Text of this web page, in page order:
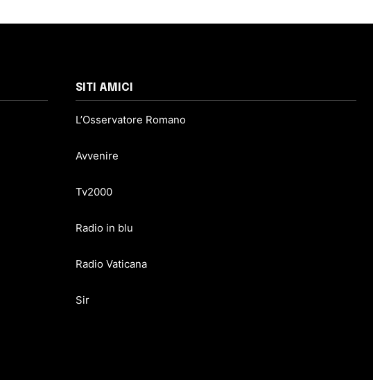
SITI AMICI
L’Osservatore Romano
Avvenire
Tv2000
Radio in blu
Radio Vaticana
Sir